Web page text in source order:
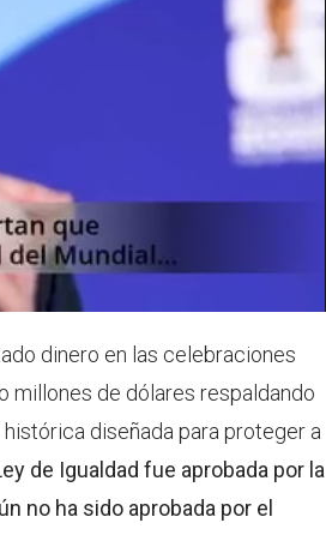
dinero en las celebraciones
millones de dólares respaldando
diseñada para proteger a
de Igualdad fue aprobada por la
no ha sido aprobada por el